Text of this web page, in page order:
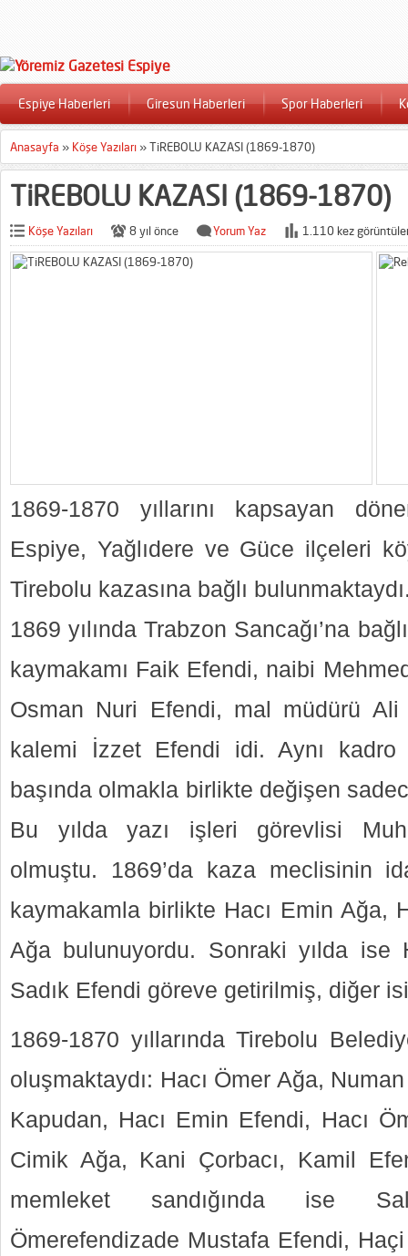
Espiye Haberleri Giresun Haberleri Spor Haberleri
Anasayfa » Köşe Yazıları »TiREBOLU KAZASI (1869-1870)
TiREBOLU KAZASI (1869-1870)
Köşe Yazıları 8 yıl önce Yorum Yaz 1.110 kez
1869-1870 yıllarını kapsayan
Espiye, Yağlıdere ve Güce ilçeleri
Tirebolu kazasına bağlı
1869 yılında Trabzon Sancağı’na
kaymakamı Faik Efendi, naibi
Osman Nuri Efendi, mal müdürü
kalemi İzzet Efendi idi. Aynı kadro
başında olmakla birlikte değişen
Bu yılda yazı işleri görevlisi
olmuştu. 1869’da kaza meclisinin
kaymakamla birlikte Hacı Emin Ağa,
Ağa bulunuyordu. Sonraki yılda ise
Sadık Efendi göreve getirilmiş, diğer
1869-1870 yıllarında Tirebolu
oluşmaktaydı: Hacı Ömer Ağa,
Kapudan, Hacı Emin Efendi, Hacı
Cimik Ağa, Kani Çorbacı, Kamil
memleket sandığında ise
Ömerefendizade Mustafa Efendi,